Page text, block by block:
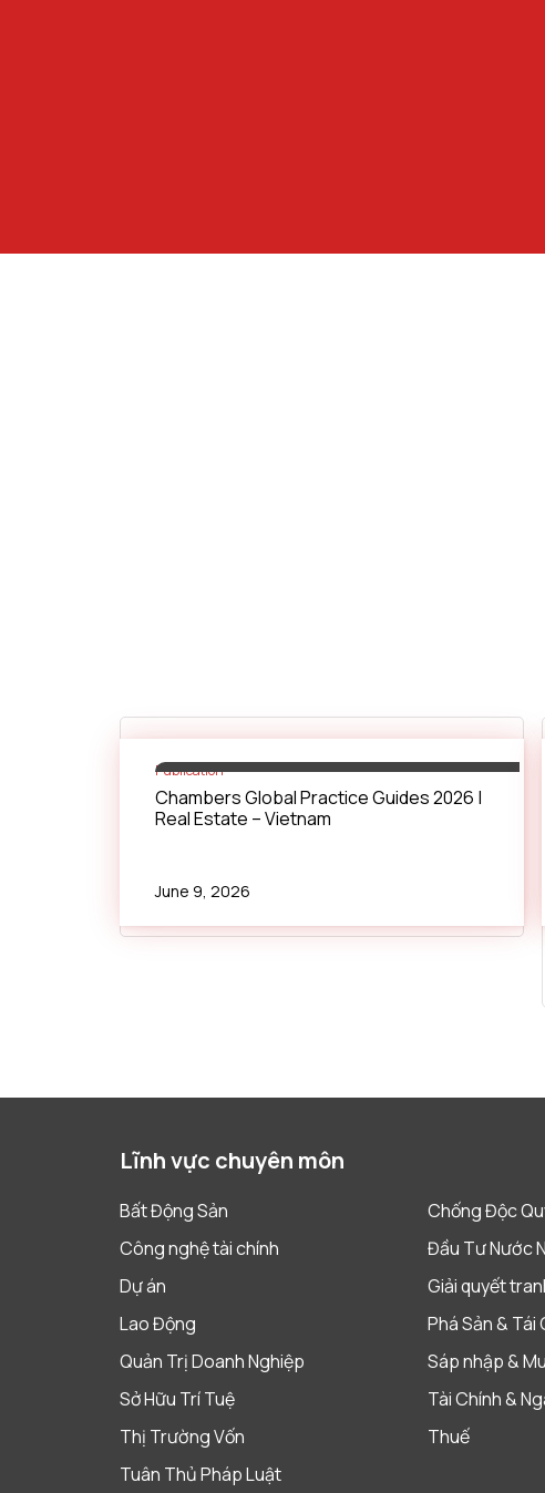
Publication
Chambers Global Practice Guides 2026 |
Real Estate – Vietnam
June 9, 2026
Binh.Tran@LNTpartners.com
Lĩnh vực chuyên môn
Bất Động Sản
Chống Độc
Công nghệ tài chính
Đầu Tư Nước
Dự án
Giải quyết
Lao Động
Phá Sản & Tái
Quản Trị Doanh Nghiệp
Sáp nhập &
Sở Hữu Trí Tuệ
Tài Chính &
Thị Trường Vốn
Thuế
Tuân Thủ Pháp Luật